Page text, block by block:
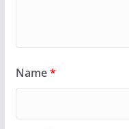
Name*